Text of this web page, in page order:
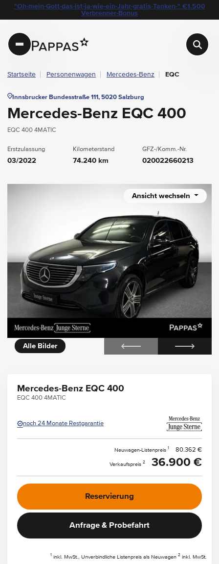
Navigation überspringen
Zum Hauptcontent
Zur Hauptnavigation springen
layout.table-of-content
Technische Daten
Fahrzeugausstattung
Standort & Ansprechpartner
Garantie
Ihre Vorteile auf einen Blick
Das könnte Sie auch interessieren
Angebote & Aktionen bei Pappas
"Oh-mein-Gott-das-ist-ja-wie-ein-Jahr-gratis-Tanken-" €1.500
Verbrenner-Bonus
Pappas
Startseite Personenwagen Mercedes-Benz EQC
Innsbrucker Bundesstraße 111, 5020 Salzburg
Mercedes-Benz EQC 400
EQC 400 4MATIC
Erstzulassung
03/2022
Kilometerstand
74.240 km
GFZ-/Komm.-Nr.
020022660213
Ansicht wechseln
360° Außenansicht
Alle Bilder
Mercedes-Benz EQC 400
EQC 400 4MATIC
noch 24 Monate Restgarantie
Neuwagen-Listenpreis 1 80.362 €
Verkaufspreis 2 36.900 €
Reservierung
Anfrage & Probefahrt
1 inkl. MwSt., Unverbindliche Listenpreis als Neuwagen 2 inkl. MwSt.